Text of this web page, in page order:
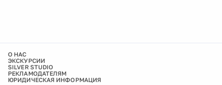
О НАС
ЭКСКУРСИИ
SILVER STUDIO
РЕКЛАМОДАТЕЛЯМ
ЮРИДИЧЕСКАЯ ИНФОРМАЦИЯ